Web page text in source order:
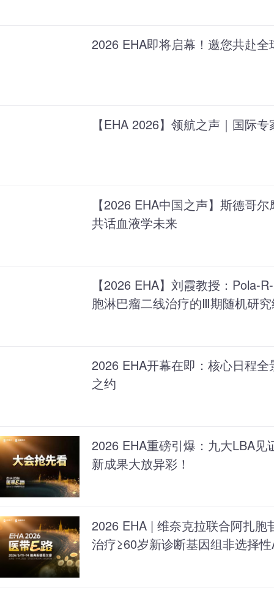
2026 EHA即将启幕！邀您共赴
【EHA 2026】领航之声｜国际
【2026 EHA中国之声】斯德哥
共话血液学未来
【2026 EHA】刘霞教授：Pola-
胞淋巴瘤二线治疗的Ⅲ期随机研
2026 EHA开幕在即：核心日程
之约
2026 EHA重磅引爆：九大LBA
新成果大放异彩！
2026 EHA | 维奈克拉联合阿扎胞
治疗≥60岁新诊断基因组非选择